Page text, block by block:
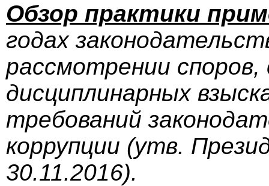
Обзор практики
годах
рассмотрении споров,
дисциплинарных
требований
коррупции (утв.
30.11.2016).